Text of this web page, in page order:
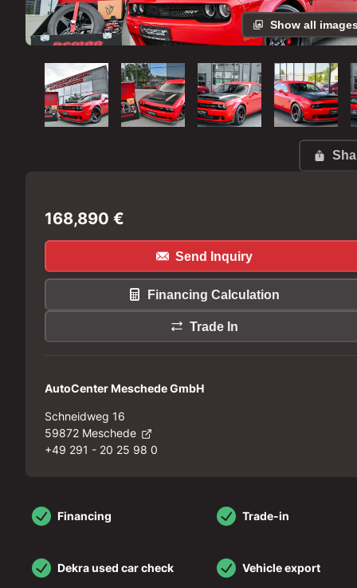
Show all
168,890 €
Send Inquiry
Financing Calculation
Trade In
AutoCenter Meschede GmbH
Schneidweg 16
59872 Meschede
+49 291 - 20 25 98 0
Financing Trade-in
Dekra used car check Vehicle export